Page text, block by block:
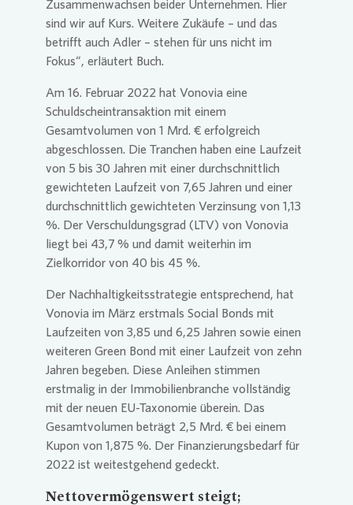
Zusammenwachsen beider Unternehmen. Hier
sind wir auf Kurs. Weitere Zukäufe – und das
betrifft auch Adler – stehen für uns nicht im
Fokus“, erläutert Buch.
Am 16. Februar 2022 hat Vonovia eine
Schuldscheintransaktion mit einem
Gesamtvolumen von 1 Mrd. € erfolgreich
abgeschlossen. Die Tranchen haben eine Laufzeit
von 5 bis 30 Jahren mit einer durchschnittlich
gewichteten Laufzeit von 7,65 Jahren und einer
durchschnittlich gewichteten Verzinsung von 1,13
%. Der Verschuldungsgrad (LTV) von Vonovia
liegt bei 43,7 % und damit weiterhin im
Zielkorridor von 40 bis 45 %.
Der Nachhaltigkeitsstrategie entsprechend, hat
Vonovia im März erstmals Social Bonds mit
Laufzeiten von 3,85 und 6,25 Jahren sowie einen
weiteren Green Bond mit einer Laufzeit von zehn
Jahren begeben. Diese Anleihen stimmen
erstmalig in der Immobilienbranche vollständig
mit der neuen EU-Taxonomie überein. Das
Gesamtvolumen beträgt 2,5 Mrd. € bei einem
Kupon von 1,875 %. Der Finanzierungsbedarf für
2022 ist weitestgehend gedeckt.
Nettovermögenswert steigt;